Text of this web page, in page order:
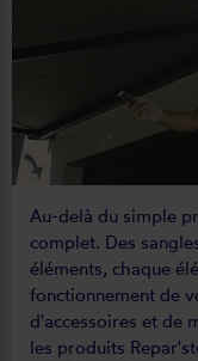
Au-delà du simple
complet. Des
éléments, chaque
fonctionnement de
d'accessoires et de
les produits